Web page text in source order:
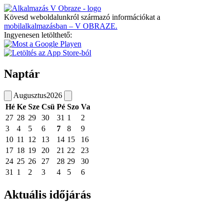
Kövesd weboldalunkról származó információkat a
mobilalkalmazásban – V OBRAZE.
Ingyenesen letölthető:
Naptár
Augusztus2026
Hé Ke Sze Csü Pé Szo Va
27 28 29 30 31 1
2
3
4 5 6 7 8
9
10 11 12 13 14 15
16
17 18 19 20 21 22
23
24 25 26 27 28 29
30
31
1 2 3 4 5 6
Aktuális időjárás